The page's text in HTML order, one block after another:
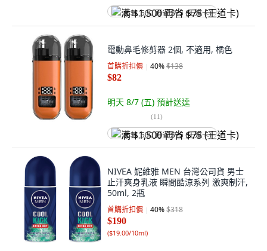
满 $1,500 再省 $75 (王道卡)
電動鼻毛修剪器 2個, 不適用, 橘色
首購折扣價 40%$138
$82
明天 8/7 (五) 預計送達
(11)
满 $1,500 再省 $75 (王道卡)
NIVEA 妮維雅 MEN 台灣公司貨 男士
止汗爽身乳液 瞬間酷涼系列 激爽制汗,
50ml, 2瓶
首購折扣價 40%$318
$190
($19.00/10ml)